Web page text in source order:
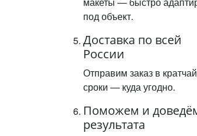
под объект.
Доставка по всей
России
Отправим заказ в
сроки — куда угодно.
Поможем и
результата